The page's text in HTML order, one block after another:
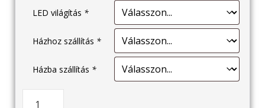
LED világítás *
Házhoz szállítás *
Házba szállítás *